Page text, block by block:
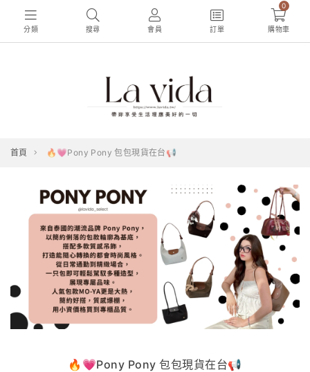
分類 搜尋 會員 訂單
0
購物車
首頁 🔥💗Pony Pony 包包現貨在台📢
🔥💗Pony Pony 包包現貨在台📢